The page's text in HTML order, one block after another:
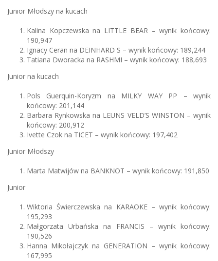
Junior Młodszy na kucach
Kalina Kopczewska na LITTLE BEAR – wynik końcowy:
190,947
Ignacy Ceran na DEINHARD S – wynik końcowy: 189,244
Tatiana Dworacka na RASHMI – wynik końcowy: 188,693
Junior na kucach
Pols Guerquin-Koryzm na MILKY WAY PP – wynik
końcowy: 201,144
Barbara Rynkowska na LEUNS VELD’S WINSTON – wynik
końcowy: 200,912
Ivette Czok na TICET – wynik końcowy: 197,402
Junior Młodszy
Marta Matwijów na BANKNOT – wynik końcowy: 191,850
Junior
Wiktoria Świerczewska na KARAOKE – wynik końcowy:
195,293
Małgorzata Urbańska na FRANCIS – wynik końcowy:
190,526
Hanna Mikołajczyk na GENERATION – wynik końcowy:
167,995